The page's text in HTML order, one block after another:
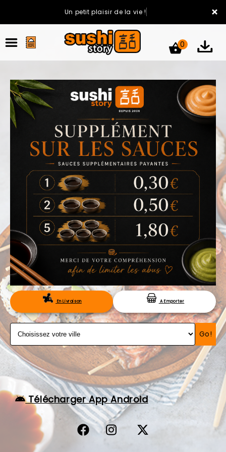
×
Un petit plaisir de la vie !
ACCUEIL
LA CARTE
VOTRE COMPTE
NOTRE RESTAURANT
VOS AVIS
MENTIONS LÉGALES
C.G.V
RÉSERVATION
0
En Livraison A Emporter
Go!
Télécharger App Android